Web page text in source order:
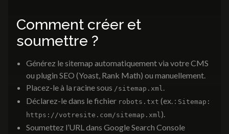
Comment créer et
soumettre ?
Générez le sitemap automatiquement via votre CMS
ou plugin SEO (Yoast, Rank Math) ou manuellement.
Placez-le à la racine sous /sitemap.xml.
Déclarez-le dans le fichier robots.txt (ex. : Sitemap:
https://votresite.com/sitemap.xml).
Soumettez l’URL dans Google Search Console